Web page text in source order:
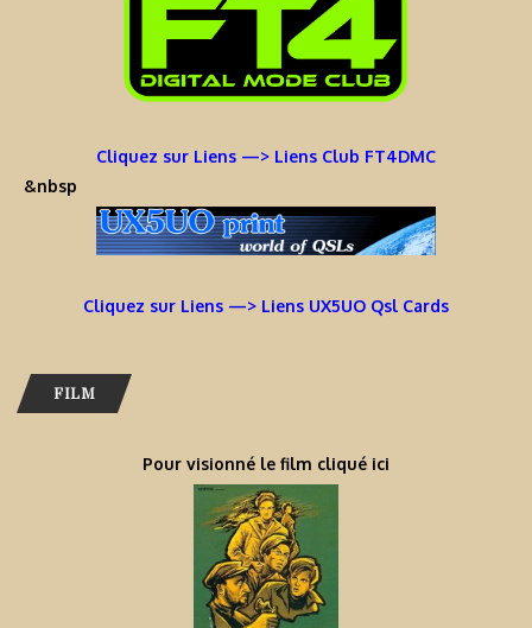
Cliquez sur Liens —> Liens Club FT4DMC
&nbsp
Cliquez sur Liens —> Liens UX5UO Qsl Cards
FILM
Pour visionné le film cliqué ici